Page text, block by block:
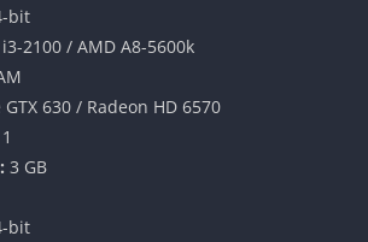
plataformas móviles y
y cambian durante el juego, enviando
variedad de recetas para preparar,
hamburguesas y pizzas. Cada
límite para ser preparada, y si ese
bit
2100 / AMD A8-5600k
GTX 630 / Radeon HD 6570
3 GB
bit